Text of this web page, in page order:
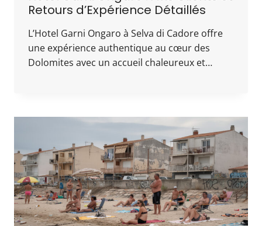
Retours d’Expérience Détaillés
L’Hotel Garni Ongaro à Selva di Cadore offre
une expérience authentique au cœur des
Dolomites avec un accueil chaleureux et…